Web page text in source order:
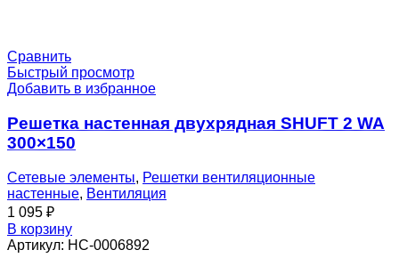
Сравнить
Быстрый просмотр
Добавить в избранное
Решетка настенная двухрядная SHUFT 2 WA
300×150
Сетевые элементы, Решетки вентиляционные
настенные, Вентиляция
1 095 ₽
В корзину
Артикул: НС-0006892